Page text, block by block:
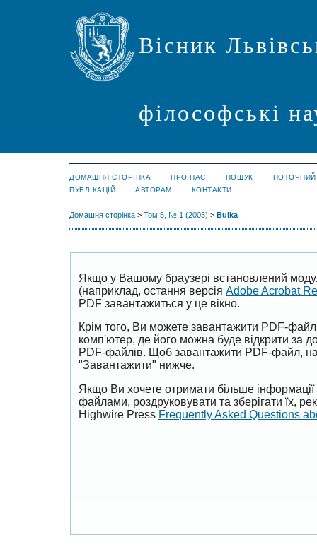
Вісник
філософські
ДОМАШНЯ СТОРІНКА ПРО НАС ПОШУК
ПОТОЧНИЙ
ПУБЛІКАЦІЙ
АВТОРАМ КОНТАКТИ
Домашня сторінка > Том 5, № 1 (2003) > Bulka
Якщо у Вашому браузері встановлений
(наприклад, остання версія Adobe Acrobat
PDF завантажиться у це вікно.
Крім того, Ви можете завантажити PDF-
комп'ютер, де його можна буде відкрити за
PDF-файлів. Щоб завантажити PDF-файл,
"Завантажити" нижче.
Якщо Ви хочете отримати більше
файлами, роздруковувати та зберігати їх,
Highwire Press Frequently Asked Questions